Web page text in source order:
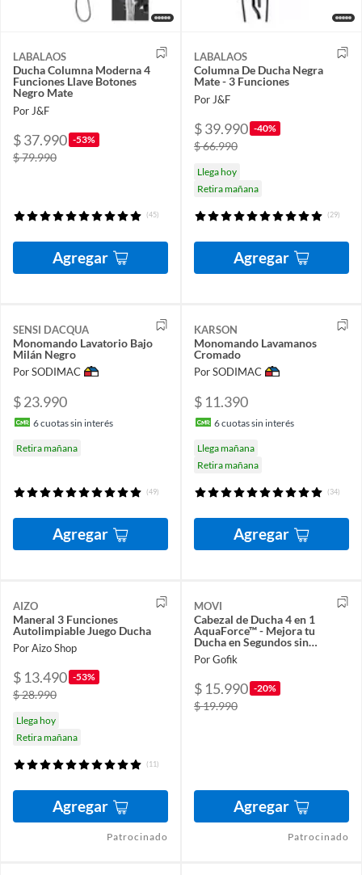
LABALAOS
Ducha Columna Moderna 4
Funciones Llave Botones
Negro Mate
Por J&F
$ 37.990 -53%
$ 79.990
(45)
Agregar
LABALAOS
Columna De Ducha Negra
Mate - 3 Funciones
Por J&F
$ 39.990 -40%
$ 66.990
Llega hoy
Retira mañana
(29)
Agregar
SENSI DACQUA
Monomando Lavatorio Bajo
Milán Negro
Por SODIMAC
$ 23.990
6cuotas sin interés
Retira mañana
(49)
Agregar
KARSON
Monomando Lavamanos
Cromado
Por SODIMAC
$ 11.390
6cuotas sin interés
Llega mañana
Retira mañana
(34)
Agregar
AIZO
Maneral 3 Funciones
Autolimpiable Juego Ducha
Por Aizo Shop
$ 13.490 -53%
$ 28.990
Llega hoy
Retira mañana
(11)
Agregar
Patrocinado
MOVI
Cabezal de Ducha 4 en 1
AquaForce™ - Mejora tu
Ducha en Segundos sin
Instalaciones Complejas
Por Gofik
$ 15.990 -20%
$ 19.990
Agregar
Patrocinado